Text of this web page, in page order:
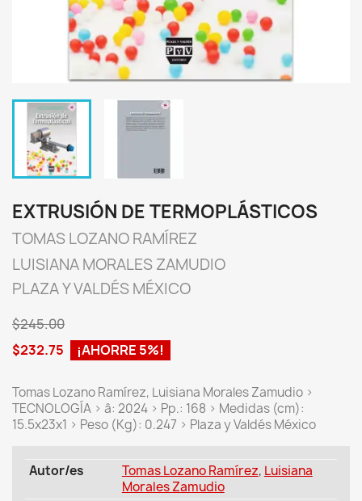
EXTRUSIÓN DE TERMOPLÁSTICOS
TOMAS LOZANO RAMÍREZ
LUISIANA MORALES ZAMUDIO
PLAZA Y VALDÉS MÉXICO
$245.00
$232.75
¡AHORRE 5%!
Tomas Lozano Ramírez, Luisiana Morales Zamudio >
TECNOLOGÍA > â: 2024 > Pp.: 168 > Medidas (cm):
15.5x23x1 > Peso (Kg): 0.247 > Plaza y Valdés México
Autor/es Tomas Lozano Ramírez, Luisiana
Morales Zamudio